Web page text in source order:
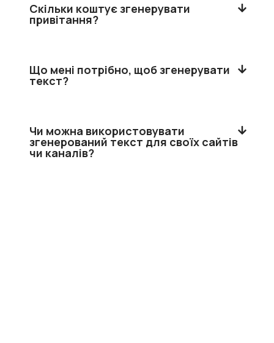
Скільки коштує згенерувати
привітання?
Що мені потрібно, щоб згенерувати
текст?
Чи можна використовувати
згенерований текст для своїх сайтів
чи каналів?